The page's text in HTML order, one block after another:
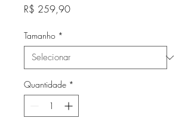
R$ 259,90Preço
Tamanho *
Quantidade *